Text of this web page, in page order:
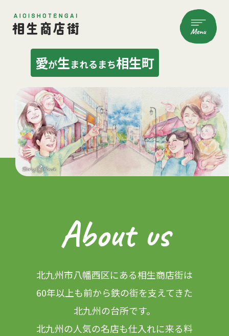
愛が生まれるまち相生町
About us
北九州市八幡西区にある相生商店街は
60年以上も前から鉄の街を支えてきた
北九州の台所です。
北九州の人気の名店も仕入れに来る料